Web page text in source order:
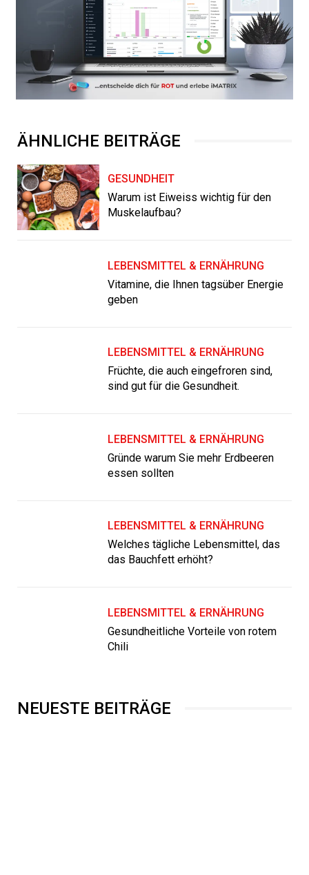
ÄHNLICHE BEITRÄGE
GESUNDHEIT
Warum ist Eiweiss wichtig für den
Muskelaufbau?
LEBENSMITTEL & ERNÄHRUNG
Vitamine, die Ihnen tagsüber Energie
geben
LEBENSMITTEL & ERNÄHRUNG
Früchte, die auch eingefroren sind,
sind gut für die Gesundheit.
LEBENSMITTEL & ERNÄHRUNG
Gründe warum Sie mehr Erdbeeren
essen sollten
LEBENSMITTEL & ERNÄHRUNG
Welches tägliche Lebensmittel, das
das Bauchfett erhöht?
LEBENSMITTEL & ERNÄHRUNG
Gesundheitliche Vorteile von rotem
Chili
NEUESTE BEITRÄGE